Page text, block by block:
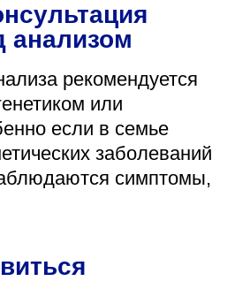
анализом
рекомендуется
или
если в семье
заболеваний
симптомы,